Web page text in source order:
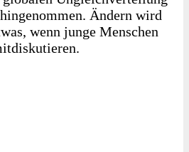
Ändern wird
wenn junge Menschen